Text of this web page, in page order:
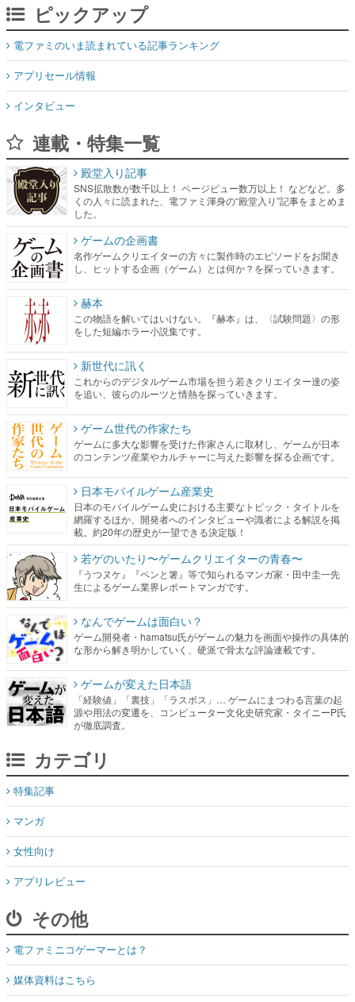
ピックアップ
電ファミのいま読まれている記事ランキング
アプリセール情報
インタビュー
連載・特集一覧
殿堂入り記事
SNS拡散数が数千以上！ ページビュー数万以上！ などなど。多
くの人々に読まれた、電ファミ渾身の“殿堂入り”記事をまとめま
した。
ゲームの企画書
名作ゲームクリエイターの方々に製作時のエピソードをお聞き
し、ヒットする企画（ゲーム）とは何か？を探っていきます。
赫本
この物語を解いてはいけない。『赫本』は、〈試験問題〉の形
をした短編ホラー小説集です。
新世代に訊く
これからのデジタルゲーム市場を担う若きクリエイター達の姿
を追い、彼らのルーツと情熱を探っていきます。
ゲーム世代の作家たち
ゲームに多大な影響を受けた作家さんに取材し、ゲームが日本
のコンテンツ産業やカルチャーに与えた影響を探る企画です。
日本モバイルゲーム産業史
日本のモバイルゲーム史における主要なトピック・タイトルを
網羅するほか、開発者へのインタビューや識者による解説を掲
載。約20年の歴史が一望できる決定版！
若ゲのいたり〜ゲームクリエイターの青春〜
『うつヌケ』『ペンと箸』等で知られるマンガ家・田中圭一先
生によるゲーム業界レポートマンガです。
なんでゲームは面白い？
ゲーム開発者・hamatsu氏がゲームの魅力を画面や操作の具体的
な形から解き明かしていく、硬派で骨太な評論連載です。
ゲームが変えた日本語
「経験値」「裏技」「ラスボス」… ゲームにまつわる言葉の起
源や用法の変遷を、コンピューター文化史研究家・タイニーP氏
が徹底調査。
カテゴリ
特集記事
マンガ
女性向け
アプリレビュー
その他
電ファミニコゲーマーとは？
媒体資料はこちら